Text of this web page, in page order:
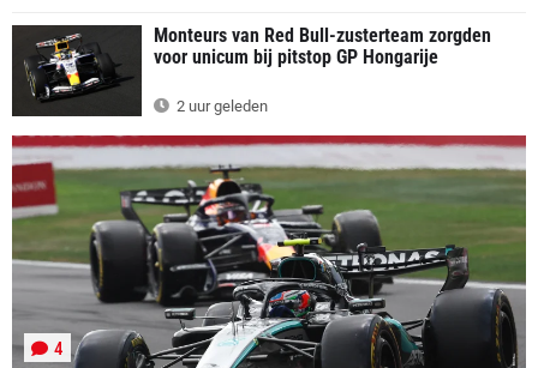
Monteurs van Red Bull-zusterteam zorgden
voor unicum bij pitstop GP Hongarije
2 uur geleden
4